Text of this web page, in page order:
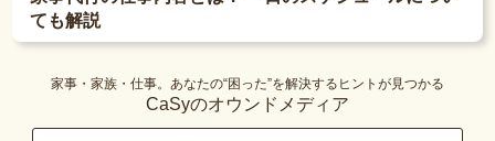
ても解説
家事・家族・仕事。あなたの“困った”を解決するヒントが見つかる
CaSyのオウンドメディア